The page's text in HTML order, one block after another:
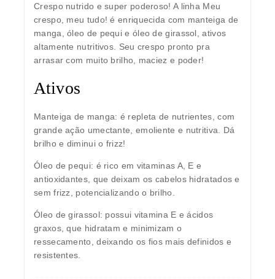
Crespo nutrido e super poderoso! A linha Meu
crespo, meu tudo! é enriquecida com manteiga de
manga, óleo de pequi e óleo de girassol , ativos
altamente nutritivos. Seu crespo pronto pra
arrasar com muito brilho, maciez e poder!
Ativos
Manteiga de manga: é repleta de nutrientes, com
grande ação umectante, emoliente e nutritiva. Dá
brilho e diminui o frizz!
Óleo de pequi: é rico em vitaminas A, E e
antioxidantes, que deixam os cabelos hidratados e
sem frizz, potencializando o brilho.
Óleo de girassol: possui vitamina E e ácidos
graxos, que hidratam e minimizam o
ressecamento, deixando os fios mais definidos e
resistentes.